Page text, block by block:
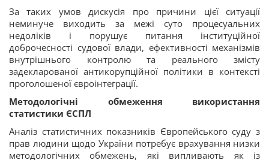
За таких умов дискусія про причини цієї ситуації
неминуче виходить за межі суто процесуальних
недоліків і порушує питання інституційної
доброчесності судової влади, ефективності механізмів
внутрішнього контролю та реального змісту
задекларованої антикорупційної політики в контексті
проголошеної євроінтеграції.
Методологічні обмеження використання
статистики ЄСПЛ
Аналіз статистичних показників Європейського суду з
прав людини щодо України потребує врахування низки
методологічних обмежень, які випливають як із